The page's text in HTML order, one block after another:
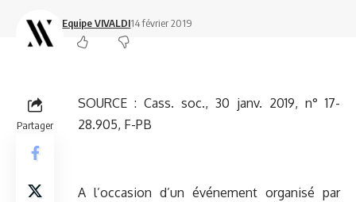
Equipe VIVALDI14 février 2019
Partager
SOURCE : Cass. soc., 30 janv. 2019, n° 17-
28.905, F-PB
A l’occasion d’un événement organisé par